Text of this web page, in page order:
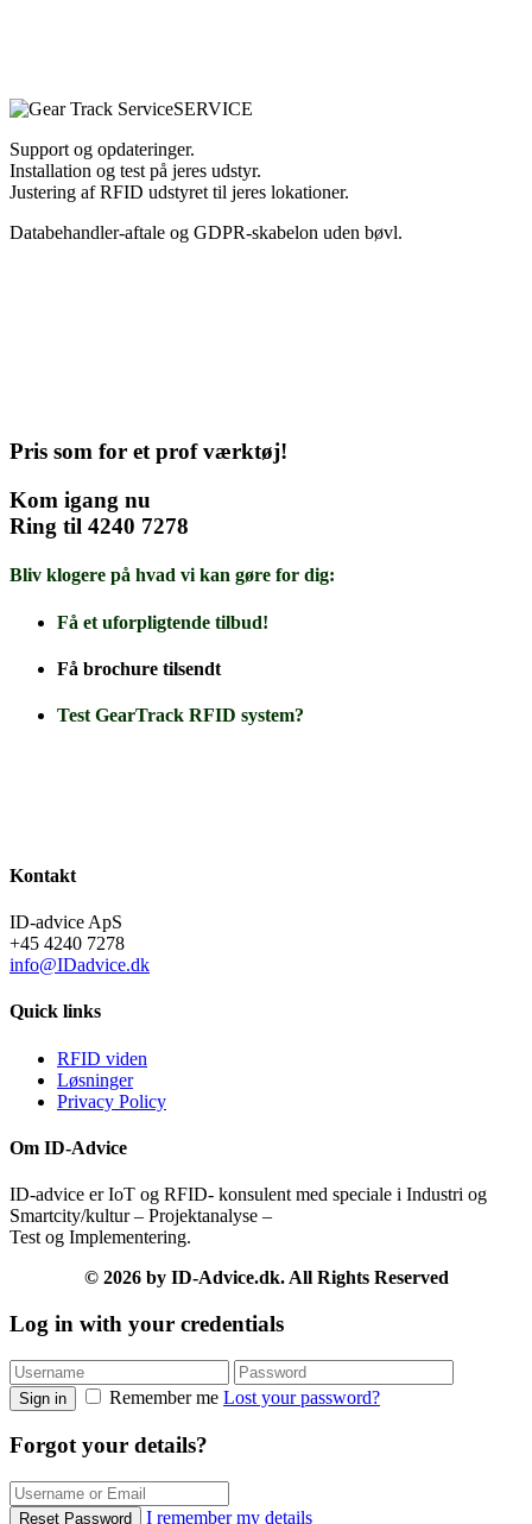
SERVICE
Support og opdateringer.
Installation og test på jeres udstyr.
Justering af RFID udstyret til jeres lokationer.
Databehandler-aftale og GDPR-skabelon uden bøvl.
Pris som for et prof værktøj!
Kom igang nu
Ring til 4240 7278
Bliv klogere på hvad vi kan gøre for dig:
Få et uforpligtende tilbud!
Få brochure tilsendt
Test GearTrack RFID system?
Kontakt
ID-advice ApS
+45 4240 7278
info@IDadvice.dk
Quick links
RFID viden
Løsninger
Privacy Policy
Om ID-Advice
ID-advice er IoT og RFID- konsulent med speciale i Industri og
Smartcity/kultur – Projektanalyse –
Test og Implementering.
© 2026 by ID-Advice.dk. All Rights Reserved
Log in with your credentials
Sign in Remember me Lost your password?
Forgot your details?
Reset Password I remember my details